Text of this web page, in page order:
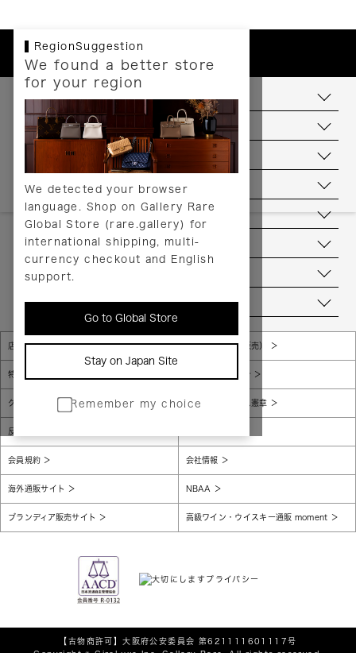
RegionSuggestion
We found a better store
for your region
We detected your browser
language. Shop on Gallery Rare
Global Store (rare.gallery) for
international shipping, multi-
currency checkout and English
support.
Go to Global Store
Stay on Japan Site
Remember my choice
お支払いについて
配送について
送料について
返品について
ヘルプ
お問い合わせ
当店について
店舗一覧 販売規約（店頭販売）
特定商取引法に基づく表示 個人情報保護方針
グローバルプライバシーポリシー コンプライアンス憲章
反社会的勢力に対する基本方針
会員規約 会社情報
海外通販サイト NBAA
ブランディア販売サイト 高級ワイン・ウイスキー通販 moment
【古物商許可】大阪府公安委員会 第621111601117号